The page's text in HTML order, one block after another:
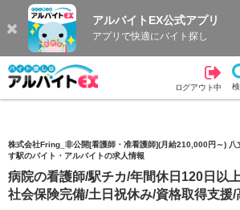
アルバイトEX公式アプリ
アプリで快適にバイト探し
ログアウト中
検索
株式会社Fring_非公開[看護師・准看護師](月給210,000円～) 八
す駅のバイト・アルバイトの求人情報
病院の看護師/駅チカ/年間休日120日以
社会保険完備/土日祝休み/資格取得支援/